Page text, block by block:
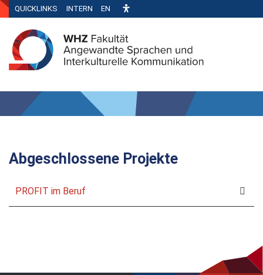
QUICKLINKS INTERN EN
Abgeschlossene Projekte
PROFIT im Beruf